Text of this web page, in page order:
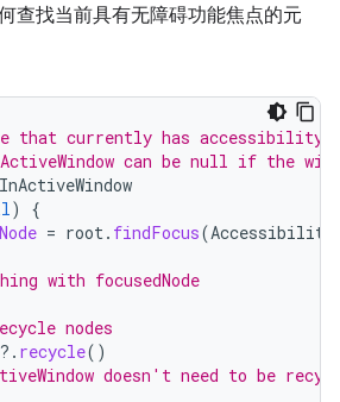
查找当前具有无障碍功能焦点的元
that currently has accessibility
can be null if the
)
{
= root. findFocus(
with focusedNode
nodes
?. recycle()
doesn't need to be